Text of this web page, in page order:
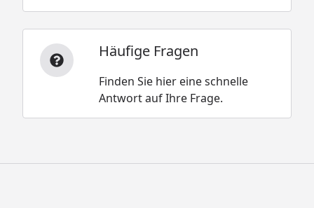
Häufige Fragen
Finden Sie hier eine schnelle
Antwort auf Ihre Frage.